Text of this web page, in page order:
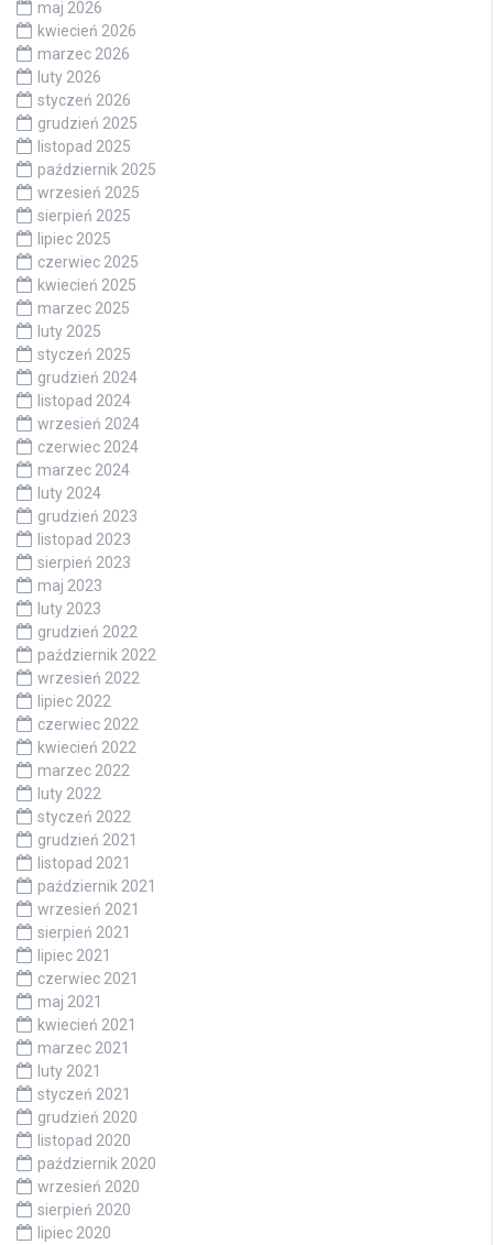
maj 2026
kwiecień 2026
marzec 2026
luty 2026
styczeń 2026
grudzień 2025
listopad 2025
październik 2025
wrzesień 2025
sierpień 2025
lipiec 2025
czerwiec 2025
kwiecień 2025
marzec 2025
luty 2025
styczeń 2025
grudzień 2024
listopad 2024
wrzesień 2024
czerwiec 2024
marzec 2024
luty 2024
grudzień 2023
listopad 2023
sierpień 2023
maj 2023
luty 2023
grudzień 2022
październik 2022
wrzesień 2022
lipiec 2022
czerwiec 2022
kwiecień 2022
marzec 2022
luty 2022
styczeń 2022
grudzień 2021
listopad 2021
październik 2021
wrzesień 2021
sierpień 2021
lipiec 2021
czerwiec 2021
maj 2021
kwiecień 2021
marzec 2021
luty 2021
styczeń 2021
grudzień 2020
listopad 2020
październik 2020
wrzesień 2020
sierpień 2020
lipiec 2020